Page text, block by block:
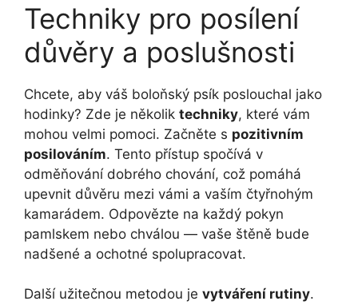
Techniky pro posílení
důvěry a poslušnosti
Chcete, aby váš boloňský psík poslouchal jako
hodinky? Zde je několik techniky, které vám
mohou velmi pomoci. Začněte s pozitivním
posilováním. Tento přístup spočívá v
odměňování dobrého chování, což pomáhá
upevnit důvěru mezi vámi a vaším čtyřnohým
kamarádem. Odpovězte na každý pokyn
pamlskem nebo chválou — vaše štěně bude
nadšené a ochotné spolupracovat.
Další užitečnou metodou je vytváření rutiny.